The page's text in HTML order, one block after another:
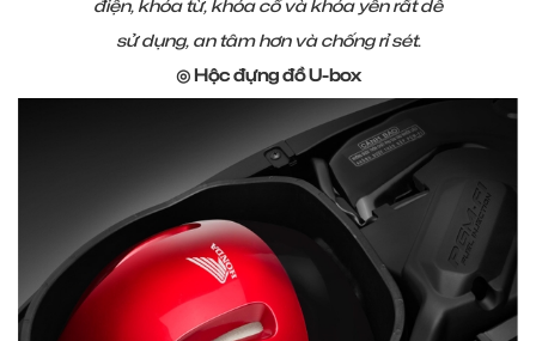
điện, khóa từ, khóa cổ và khóa yên rất dễ
sử dụng, an tâm hơn và chống rỉ sét.
◎ Hộc đựng đồ U-box